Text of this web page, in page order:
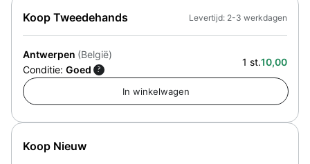
Koop Tweedehands
Antwerpen (België)
Conditie: Goed ?
1 st.10,00
Levertijd: 2-3 werkdagen
Koop Nieuw